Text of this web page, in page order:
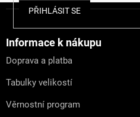
PŘIHLÁSIT SE
Informace k nákupu
Doprava a platba
Tabulky velikostí
Věrnostní program